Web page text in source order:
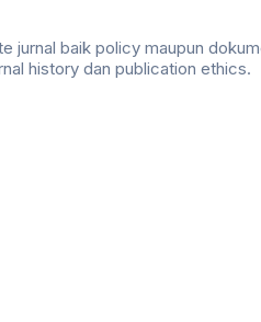
jurnal baik policy maupun
history dan publication ethics.